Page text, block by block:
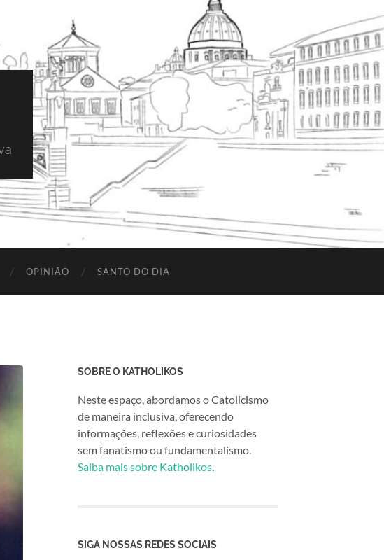
OPINIÃO SANTO DO DIA
SOBRE O KATHOLIKOS
Neste espaço, abordamos o Catolicismo
de maneira inclusiva, oferecendo
informações, reflexões e curiosidades
sem fanatismo ou fundamentalismo.
Saiba mais sobre Katholikos.
SIGA NOSSAS REDES SOCIAIS